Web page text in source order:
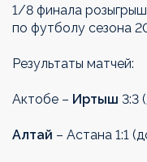
1/8 финала
по футболу сезона
Результаты матчей:
Актобе – Иртыш 3:3
Алтай – Астана 1:1